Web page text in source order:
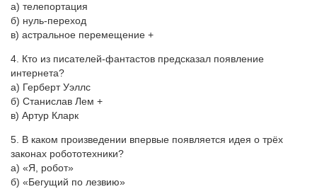
а) телепортация
б) нуль-переход
в) астральное перемещение +
4. Кто из писателей-фантастов предсказал появление
интернета?
а) Герберт Уэллс
б) Станислав Лем +
в) Артур Кларк
5. В каком произведении впервые появляется идея о трёх
законах робототехники?
а) «Я, робот»
б) «Бегущий по лезвию»